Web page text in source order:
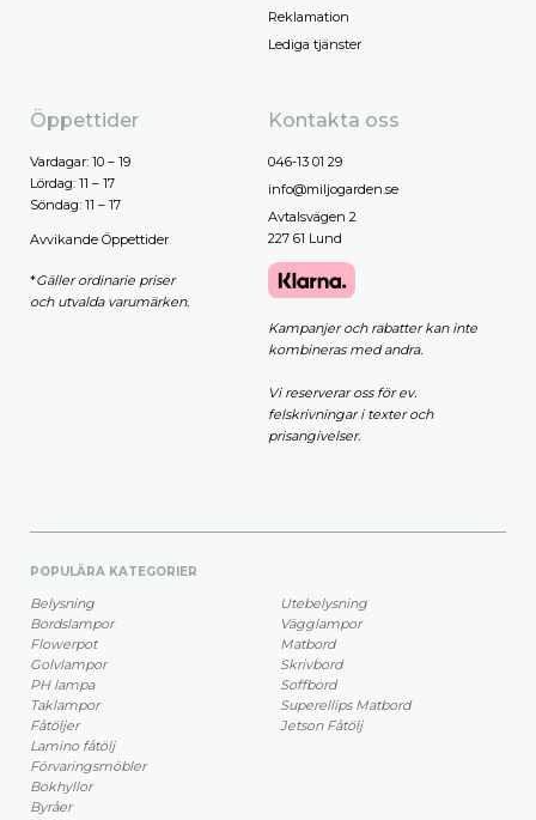
Reklamation
Lediga tjänster
Öppettider
Vardagar: 10 – 19
Lördag: 11 – 17
Söndag: 11 – 17
Avvikande Öppettider
*Gäller ordinarie priser
och utvalda varumärken.
Kontakta oss
046-13 01 29
info@miljogarden.se
Avtalsvägen 2
227 61 Lund
Kampanjer och rabatter kan inte
kombineras med andra.
Vi reserverar oss för ev.
felskrivningar i texter och
prisangivelser.
POPULÄRA KATEGORIER
Belysning
Bordslampor
Flowerpot
Golvlampor
PH lampa
Taklampor
Fåtöljer
Lamino fåtölj
Förvaringsmöbler
Bokhyllor
Byråer
Utebelysning
Vägglampor
Matbord
Skrivbord
Soffbord
Superellips Matbord
Jetson Fåtölj